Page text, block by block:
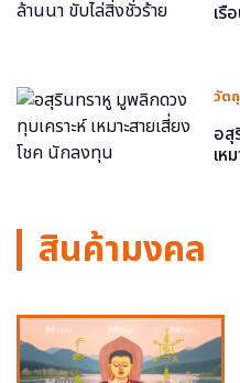
เรื
วัต
อสุ
เห
สินค้ามงคล